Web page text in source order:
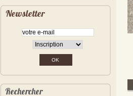
Newsletter
Rechercher